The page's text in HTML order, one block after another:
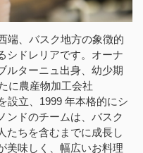
端、バスク地方の象徴的
シドレリアです。オーナ
ルターニュ出身、幼少期
に農産物加工会社
設立、1999 年本格的にシ
ンドのチームは、バスク
たちを含むまでに成長し
美味しく、幅広いお料理